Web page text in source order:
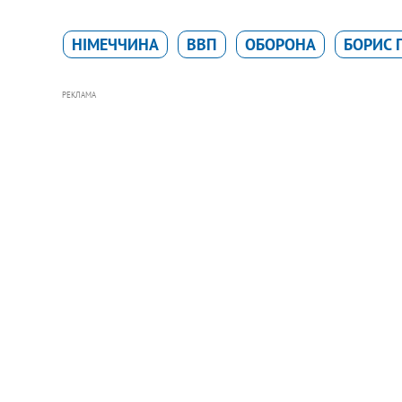
НІМЕЧЧИНА ВВП ОБОРОНА БОРИС
РЕКЛАМА